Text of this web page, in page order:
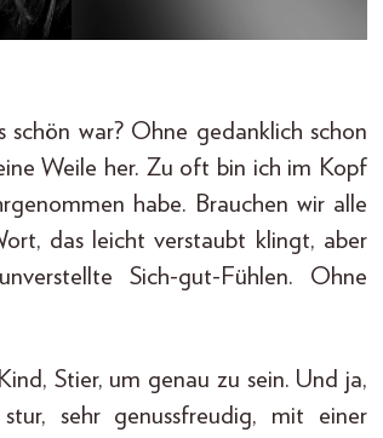
war? Ohne gedanklich schon
Weile her. Zu oft bin ich im Kopf
habe. Brauchen wir alle
das leicht verstaubt klingt, aber
Sich-gut-Fühlen. Ohne
Stier, um genau zu sein. Und ja,
sehr genussfreudig, mit einer